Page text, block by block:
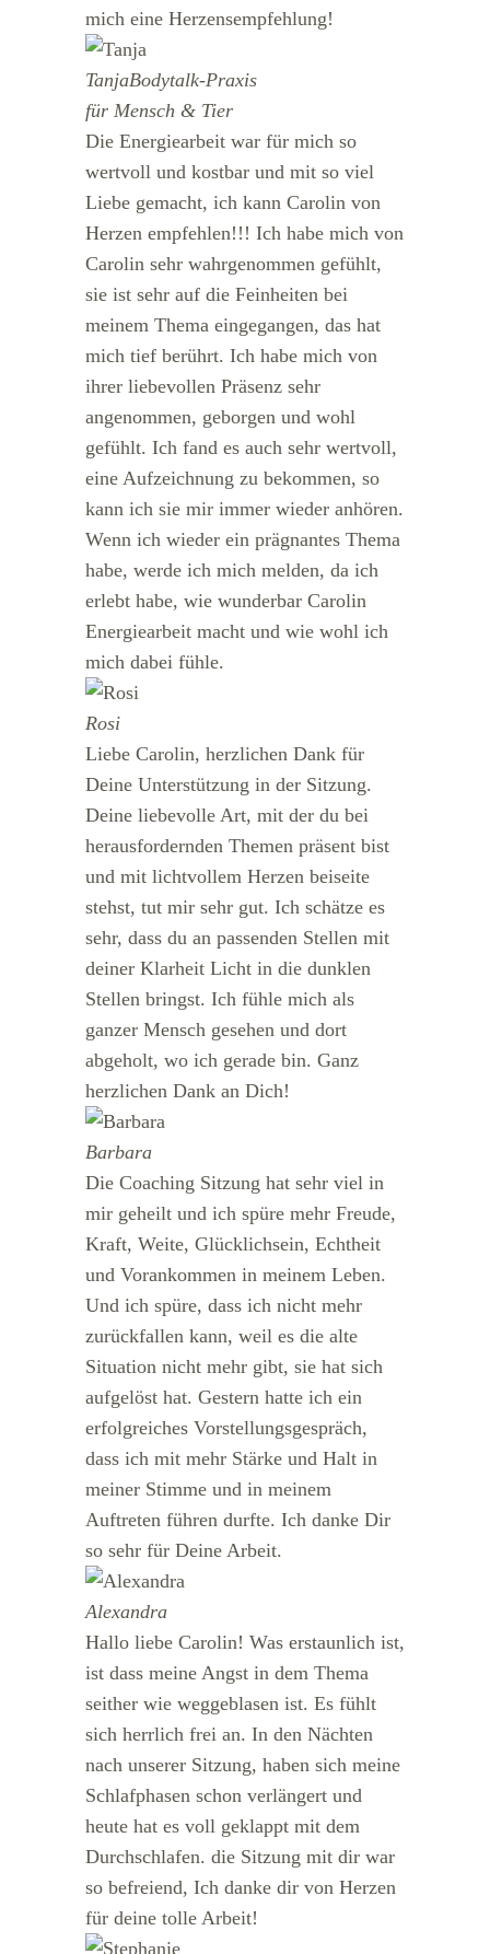
mich eine Herzensempfehlung!
TanjaBodytalk-Praxis
für Mensch & Tier
Die Energiearbeit war für mich so
wertvoll und kostbar und mit so viel
Liebe gemacht, ich kann Carolin von
Herzen empfehlen!!! Ich habe mich von
Carolin sehr wahrgenommen gefühlt,
sie ist sehr auf die Feinheiten bei
meinem Thema eingegangen, das hat
mich tief berührt. Ich habe mich von
ihrer liebevollen Präsenz sehr
angenommen, geborgen und wohl
gefühlt. Ich fand es auch sehr wertvoll,
eine Aufzeichnung zu bekommen, so
kann ich sie mir immer wieder anhören.
Wenn ich wieder ein prägnantes Thema
habe, werde ich mich melden, da ich
erlebt habe, wie wunderbar Carolin
Energiearbeit macht und wie wohl ich
mich dabei fühle.
Rosi
Liebe Carolin, herzlichen Dank für
Deine Unterstützung in der Sitzung.
Deine liebevolle Art, mit der du bei
herausfordernden Themen präsent bist
und mit lichtvollem Herzen beiseite
stehst, tut mir sehr gut. Ich schätze es
sehr, dass du an passenden Stellen mit
deiner Klarheit Licht in die dunklen
Stellen bringst. Ich fühle mich als
ganzer Mensch gesehen und dort
abgeholt, wo ich gerade bin. Ganz
herzlichen Dank an Dich!
Barbara
Die Coaching Sitzung hat sehr viel in
mir geheilt und ich spüre mehr Freude,
Kraft, Weite, Glücklichsein, Echtheit
und Vorankommen in meinem Leben.
Und ich spüre, dass ich nicht mehr
zurückfallen kann, weil es die alte
Situation nicht mehr gibt, sie hat sich
aufgelöst hat. Gestern hatte ich ein
erfolgreiches Vorstellungsgespräch,
dass ich mit mehr Stärke und Halt in
meiner Stimme und in meinem
Auftreten führen durfte. Ich danke Dir
so sehr für Deine Arbeit.
Alexandra
Hallo liebe Carolin! Was erstaunlich ist,
ist dass meine Angst in dem Thema
seither wie weggeblasen ist. Es fühlt
sich herrlich frei an. In den Nächten
nach unserer Sitzung, haben sich meine
Schlafphasen schon verlängert und
heute hat es voll geklappt mit dem
Durchschlafen. die Sitzung mit dir war
so befreiend, Ich danke dir von Herzen
für deine tolle Arbeit!